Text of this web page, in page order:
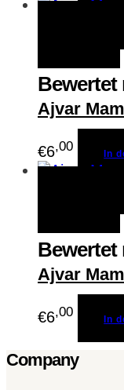
Bewertet
Ajvar
€6,00 In
Bewertet
Ajvar
€6,00 In
Company